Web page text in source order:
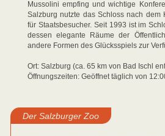
Mussolini empfing und wichtige
Salzburg nutzte das Schloss nach dem
für Staatsbesucher. Seit 1993 ist im
dessen elegante Räume der
andere Formen des Glücksspiels zur
Ort: Salzburg (ca. 65 km von Bad Ischl
Öffnungszeiten: Geöffnet täglich von
Der Salzburger Zoo